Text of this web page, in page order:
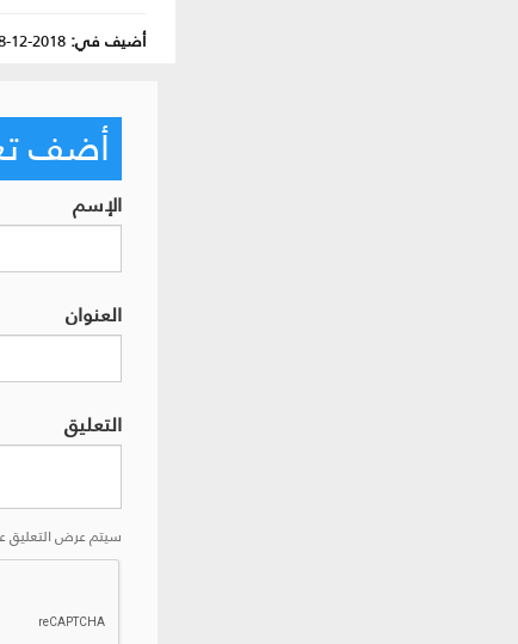
أضيف في: 2018-12-18
أضف
الإسم
العنوان
التعليق
سيتم عرض التعليق